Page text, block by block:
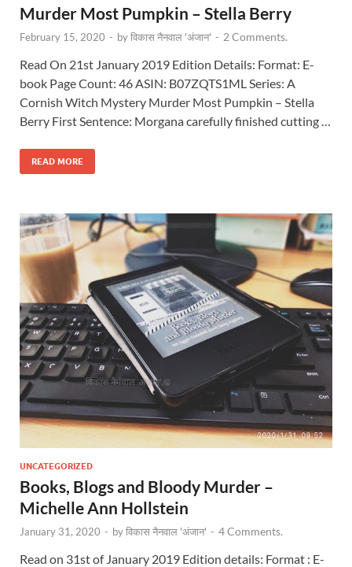
Murder Most Pumpkin – Stella Berry
February 15, 2020 - byविकास नैनवाल 'अंजान' - 2 Comments.
Read On 21st January 2019 Edition Details: Format: E-
book Page Count: 46 ASIN: B07ZQTS1ML Series: A
Cornish Witch Mystery Murder Most Pumpkin – Stella
Berry First Sentence: Morgana carefully finished cutting …
READ MORE
UNCATEGORIZED
Books, Blogs and Bloody Murder –
Michelle Ann Hollstein
January 31, 2020 - byविकास नैनवाल 'अंजान' - 4 Comments.
Read on 31st of January 2019 Edition details: Format : E-